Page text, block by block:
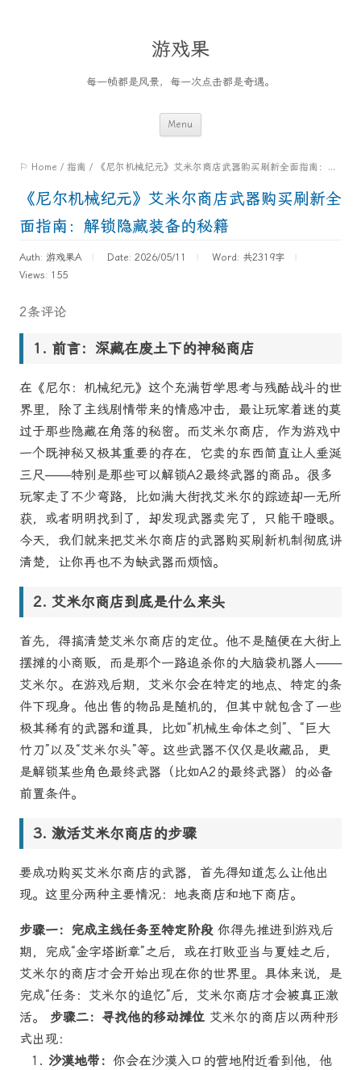
游戏果
每一帧都是风景，每一次点击都是奇遇。
Menu
content
⚐ Home / 指南 / 《尼尔机械纪元》艾米尔商店武器购买刷新全面指南：解锁隐藏装备的秘籍
《尼尔机械纪元》艾米尔商店武器购买刷新全
面指南：解锁隐藏装备的秘籍
Auth: 游戏果A Date: 2026/05/11 Word: 共2319字
Views: 155
2条评论
前言：深藏在废土下的神秘商店
在《尼尔：机械纪元》这个充满哲学思考与残酷战斗的世
界里，除了主线剧情带来的情感冲击，最让玩家着迷的莫
过于那些隐藏在角落的秘密。而艾米尔商店，作为游戏中
一个既神秘又极其重要的存在，它卖的东西简直让人垂涎
三尺——特别是那些可以解锁A2最终武器的商品。很多
玩家走了不少弯路，比如满大街找艾米尔的踪迹却一无所
获，或者明明找到了，却发现武器卖完了，只能干瞪眼。
今天，我们就来把艾米尔商店的武器购买刷新机制彻底讲
清楚，让你再也不为缺武器而烦恼。
艾米尔商店到底是什么来头
首先，得搞清楚艾米尔商店的定位。他不是随便在大街上
摆摊的小商贩，而是那个一路追杀你的大脑袋机器人——
艾米尔。在游戏后期，艾米尔会在特定的地点、特定的条
件下现身。他出售的物品是随机的，但其中就包含了一些
极其稀有的武器和道具，比如“机械生命体之剑”、“巨大
竹刀”以及“艾米尔头”等。这些武器不仅仅是收藏品，更
是解锁某些角色最终武器（比如A2的最终武器）的必备
前置条件。
激活艾米尔商店的步骤
要成功购买艾米尔商店的武器，首先得知道怎么让他出
现。这里分两种主要情况：地表商店和地下商店。
步骤一：完成主线任务至特定阶段你得先推进到游戏后
期，完成“金字塔断章”之后，或在打败亚当与夏娃之后，
艾米尔的商店才会开始出现在你的世界里。具体来说，是
完成“任务：艾米尔的追忆”后，艾米尔商店才会被真正激
活。 步骤二：寻找他的移动摊位 艾米尔的商店以两种形
式出现：
沙漠地带： 你会在沙漠入口的营地附近看到他，他